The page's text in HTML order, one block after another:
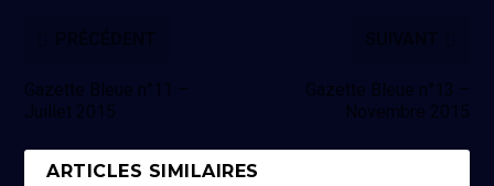
Gazette Bleue n°11 –
Juillet 2015
Gazette Bleue n°13 –
Novembre 2015
ARTICLES SIMILAIRES